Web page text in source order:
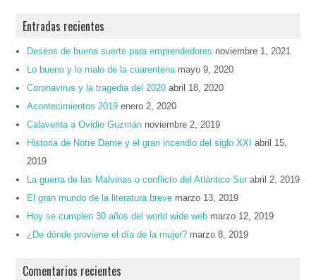
Entradas recientes
Deseos de buena suerte para emprendedores noviembre 1, 2021
Lo bueno y lo malo de la cuarentena mayo 9, 2020
Coronavirus y la tragedia del 2020 abril 18, 2020
Acontecimientos 2019 enero 2, 2020
Calaverita a Ovidio Guzmán noviembre 2, 2019
Historia de Notre Dame y el gran incendio del siglo XXI
abril 15,
2019
La guerra de las Malvinas o conflicto del Atlántico Sur abril 2, 2019
El gran mundo de la literatura breve marzo 13, 2019
Hoy se cumplen 30 años del world wide web marzo 12, 2019
¿De dónde proviene el día de la mujer? marzo 8, 2019
Comentarios recientes